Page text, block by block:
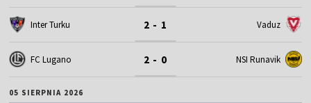
Inter Turku 2 - 1 Vaduz
FC Lugano 2 - 0 NSI Runavik
05 SIERPNIA 2026